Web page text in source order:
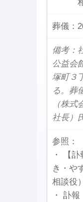
葬儀：
備考：
公益会
塚町３
る。葬
（株
社長）
参照：
・ 【
き・や
相談役）
・ 訃